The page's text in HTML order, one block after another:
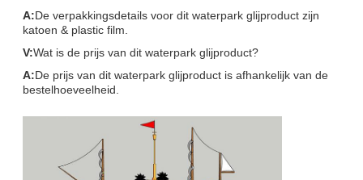
A:De verpakkingsdetails voor dit waterpark glijproduct zijn
katoen & plastic film.
V:Wat is de prijs van dit waterpark glijproduct?
A:De prijs van dit waterpark glijproduct is afhankelijk van de
bestelhoeveelheid.